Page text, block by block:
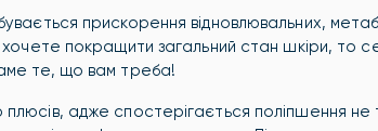
прискорення відновлювальних,
покращити загальний стан шкіри, то
те, що вам треба!
адже спостерігається поліпшення не